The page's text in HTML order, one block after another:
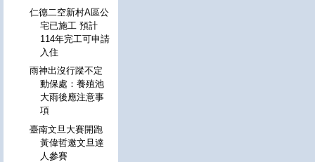
仁德二空新村A區公
宅已施工 預計
114年完工可申請
入住
雨神出沒行蹤不定
動保處：養殖池
大雨後應注意事
項
臺南文旦大賽開跑
黃偉哲邀文旦達
人參賽